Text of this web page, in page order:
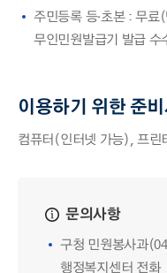
주민등록 등·초본 : 무
무인민원발급기 발급 수
이용하기 위한 준
컴퓨터(인터넷 가능), 프린
문의사항
구청 민원봉사과
행정복지센터 전화